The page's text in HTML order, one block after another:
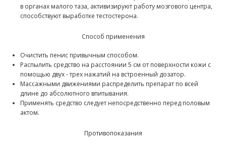
в органах малого таза, активизируют работу мозгового центра,
способствуют выработке тестостерона.
Способ применения
Очистить пенис привычным способом.
Распылить средство на расстоянии 5 см от поверхности кожи с
помощью двух - трех нажатий на встроенный дозатор.
Массажными движениями распределить препарат по всей
длине до абсолютного впитывания.
Применять средство следует непосредственно перед половым
актом.
Противопоказания